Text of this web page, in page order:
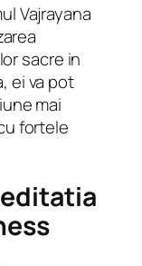
Vajrayana
sacre in
ei va pot
mai
fortele